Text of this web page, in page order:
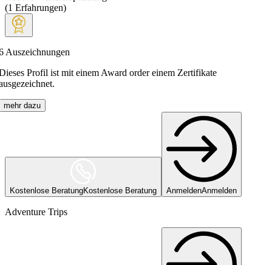
(1 Erfahrungen)
Auszeichnungen
Profil ist mit einem Award order einem Zertifikate
mehr dazu
Kostenlose BeratungKostenlose Beratung AnmeldenAnmelden
Adventure Trips